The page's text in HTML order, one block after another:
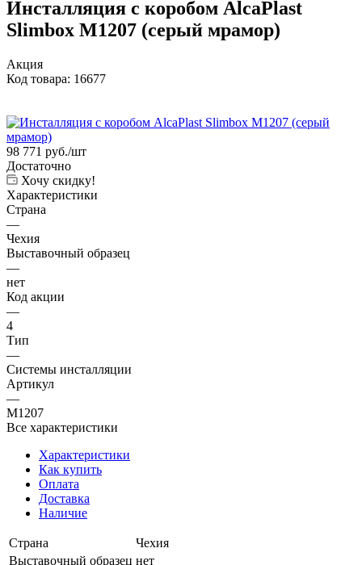
Инсталляция с коробом AlcaPlast
Slimbox M1207 (серый мрамор)
Акция
Код товара: 16677
98 771 руб./шт
Достаточно
Хочу скидку!
Характеристики
Страна
—
Чехия
Выставочный образец
—
нет
Код акции
—
4
Тип
—
Системы инсталляции
Артикул
—
M1207
Все характеристики
Характеристики
Как купить
Оплата
Доставка
Наличие
Страна
Чехия
Выставочный образец нет